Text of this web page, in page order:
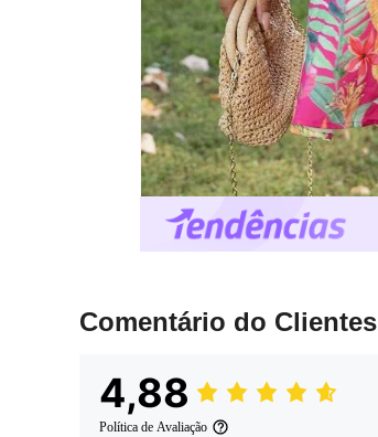
Comentário do Clientes
4,88
Política de Avaliação